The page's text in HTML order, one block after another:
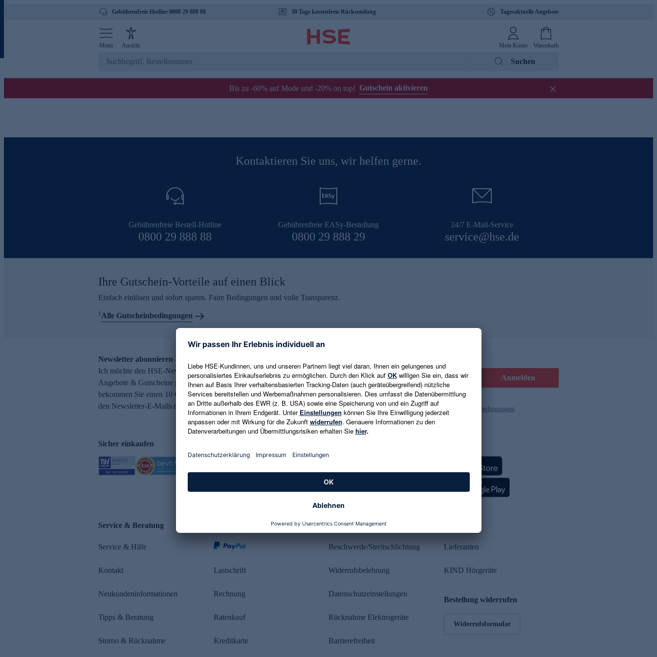
Gebührenfreie Hotline 0800 29 888 88 30 Tage kostenfreie Rücksendung Tagesaktuelle Angebote
Menü Ansicht Mein Konto Warenkorb
Suchen
Bis zu -60% auf Mode und -20% on top! Gutschein aktivieren
Kontaktieren Sie uns, wir helfen gerne.
Gebührenfreie Bestell-Hotline
0800 29 888 88
Gebührenfreie EASy-Bestellung
0800 29 888 29
24/7 E-Mail-Service
service@hse.de
Ihre Gutschein-Vorteile auf einen Blick
Einfach einlösen und sofort sparen. Faire Bedingungen und volle Transparenz.
1Alle Gutscheinbedingungen
Newsletter abonnieren – 10 € Gutschein erhalten
Ich möchte den HSE-Newsletter abonnieren und aktuelle Trends,
Angebote & Gutscheine per E-Mail erhalten. Als Dankeschön
bekommen Sie einen 10 € Gutschein. Eine Abmeldung ist jederzeit in
den Newsletter-E-Mails möglich.
E-Mail-Adresse eingeben Anmelden
Es gelten die Datenschutzrichtlinien und die Gutscheinbedingungen
Sicher einkaufen
Service & Beratung
Service & Hilfe
Kontakt
Neukundeninformationen
Tipps & Beratung
Storno & Rücknahme
Lastschrift
Rechnung
Ratenkauf
Kreditkarte
Rechtliches
Beschwerde/Streitschlichtung
Widerrufsbelehrung
Datenschutzeinstellungen
Rücknahme Elektrogeräte
Barrierefreiheit
Lieferanten
KIND Hörgeräte
Bestellung widerrufen
Widerrufsformular